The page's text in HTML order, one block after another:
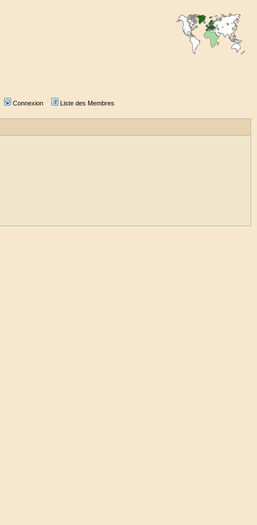
Connexion Liste des Membres